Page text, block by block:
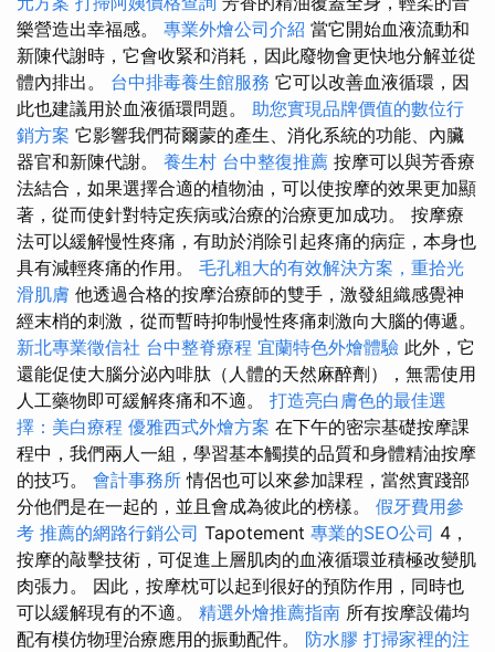
樂營造出幸福感。 專業外燴公司介紹 當它開始血液流動和
新陳代謝時，它會收緊和消耗，因此廢物會更快地分解並從
體內排出。 台中排毒養生館服務 它可以改善血液循環，因
此也建議用於血液循環問題。 助您實現品牌價值的數位行
銷方案 它影響我們荷爾蒙的產生、消化系統的功能、內臟
器官和新陳代謝。 養生村 台中整復推薦 按摩可以與芳香療
法結合，如果選擇合適的植物油，可以使按摩的效果更加顯
著，從而使針對特定疾病或治療的治療更加成功。 按摩療
法可以緩解慢性疼痛，有助於消除引起疼痛的病症，本身也
具有減輕疼痛的作用。 毛孔粗大的有效解決方案，重拾光
滑肌膚 他透過合格的按摩治療師的雙手，激發組織感覺神
經末梢的刺激，從而暫時抑制慢性疼痛刺激向大腦的傳遞。
新北專業徵信社 台中整脊療程 宜蘭特色外燴體驗 此外，它
還能促使大腦分泌內啡肽（人體的天然麻醉劑），無需使用
人工藥物即可緩解疼痛和不適。 打造亮白膚色的最佳選
擇：美白療程 優雅西式外燴方案 在下午的密宗基礎按摩課
程中，我們兩人一組，學習基本觸摸的品質和身體精油按摩
的技巧。 會計事務所 情侶也可以來參加課程，當然實踐部
分他們是在一起的，並且會成為彼此的榜樣。 假牙費用參
考 推薦的網路行銷公司 Tapotement 專業的SEO公司 4，
按摩的敲擊技術，可促進上層肌肉的血液循環並積極改變肌
肉張力。 因此，按摩枕可以起到很好的預防作用，同時也
可以緩解現有的不適。 精選外燴推薦指南 所有按摩設備均
配有模仿物理治療應用的振動配件。 防水膠 打掃家裡的注